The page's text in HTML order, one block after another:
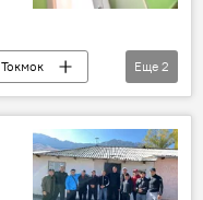
Токмок
Еще 2